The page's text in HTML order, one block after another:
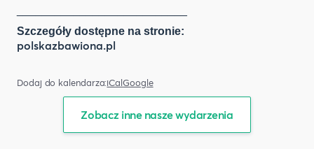
Szczegóły dostępne na stronie:
polskazbawiona.pl
Dodaj do kalendarza:iCalGoogle
Zobacz inne nasze wydarzenia